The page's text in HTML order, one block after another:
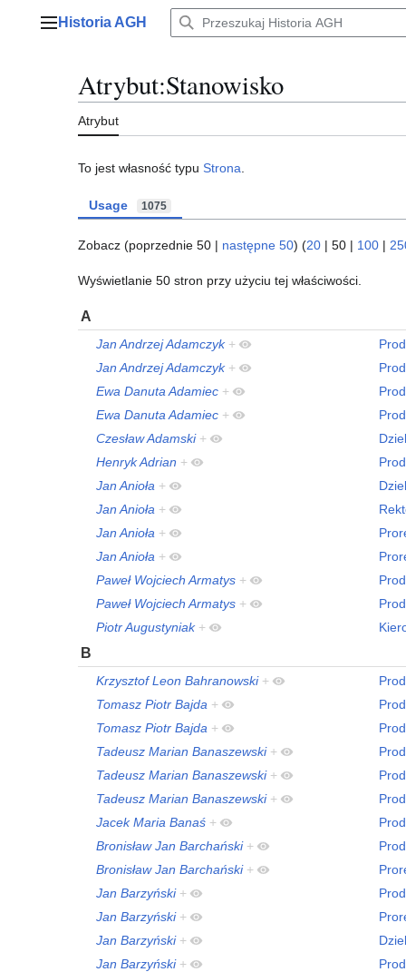
Menu główne
Historia AGH
Atrybut:Stanowisko
Atrybut
To jest własność typu Strona
Usage 1075
Zobacz (poprzednie 50 | następne 50) (20 | 50 | 100 |
Wyświetlanie 50 stron przy użyciu tej właściwości.
A
Jan Andrzej Adamczyk +
Jan Andrzej Adamczyk +
Ewa Danuta Adamiec +
Ewa Danuta Adamiec +
Czesław Adamski +
Henryk Adrian +
Jan Anioła +
Jan Anioła +
Jan Anioła +
Jan Anioła +
Paweł Wojciech Armatys +
Paweł Wojciech Armatys +
Piotr Augustyniak +
B
Krzysztof Leon Bahranowski +
Tomasz Piotr Bajda +
Tomasz Piotr Bajda +
Tadeusz Marian Banaszewski +
Tadeusz Marian Banaszewski +
Tadeusz Marian Banaszewski +
Jacek Maria Banaś +
Bronisław Jan Barchański +
Bronisław Jan Barchański +
Jan Barzyński +
Jan Barzyński +
Jan Barzyński +
Jan Barzyński +